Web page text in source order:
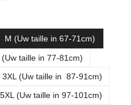
M (Uw taille in 67-71cm)
(Uw taille in 77-81cm)
3XL (Uw taille in 87-91cm)
5XL (Uw taille in 97-101cm)